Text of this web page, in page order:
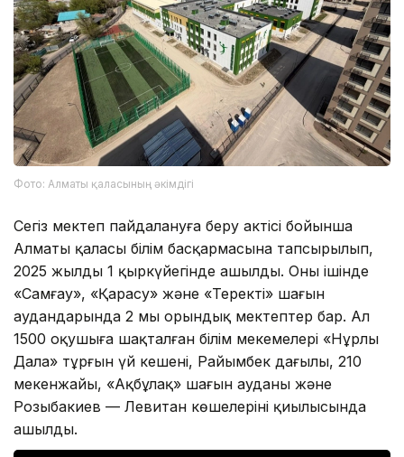
Фото: Алматы қаласының әкімдігі
Сегіз мектеп пайдалануға беру актісі бойынша
Алматы қаласы білім басқармасына тапсырылып,
2025 жылдың 1 қыркүйегінде ашылды. Оның ішінде
«Самғау», «Қарасу» және «Теректі» шағын
аудандарында 2 мың орындық мектептер бар. Ал
1500 оқушыға шақталған білім мекемелері «Нұрлы
Дала» тұрғын үй кешені, Райымбек даңғылы, 210
мекенжайы, «Ақбұлақ» шағын ауданы және
Розыбакиев — Левитан көшелерінің қиылысында
ашылды.